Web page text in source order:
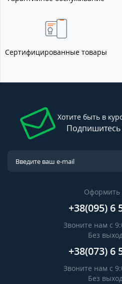
Сертифицированные товары
Хотите быть в
Оформить
+38(095) 6
Звоните нам с
Без
+38(073) 6
Звоните нам с
Без